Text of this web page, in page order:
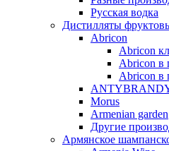
Русская водка
Дистилляты
Abricon
Abricon
Abricon в
Abricon в
Morus
Armenian garden
Другие
Армянское